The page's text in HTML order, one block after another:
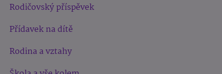
Rodičovský příspěvek
Přídavek na dítě
Rodina a vztahy